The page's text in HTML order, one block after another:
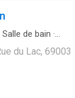
Salle de bain ·
du Lac, 69003